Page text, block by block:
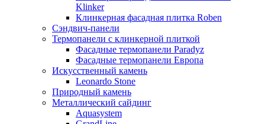
Klinker
Клинкерная фасадная плитка Roben
Сэндвич-панели
Термопанели с клинкерной плиткой
Фасадные термопанели Paradyz
Фасадные термопанели Европа
Искусственный камень
Leonardo Stone
Природный камень
Металлический сайдинг
Aquasystem